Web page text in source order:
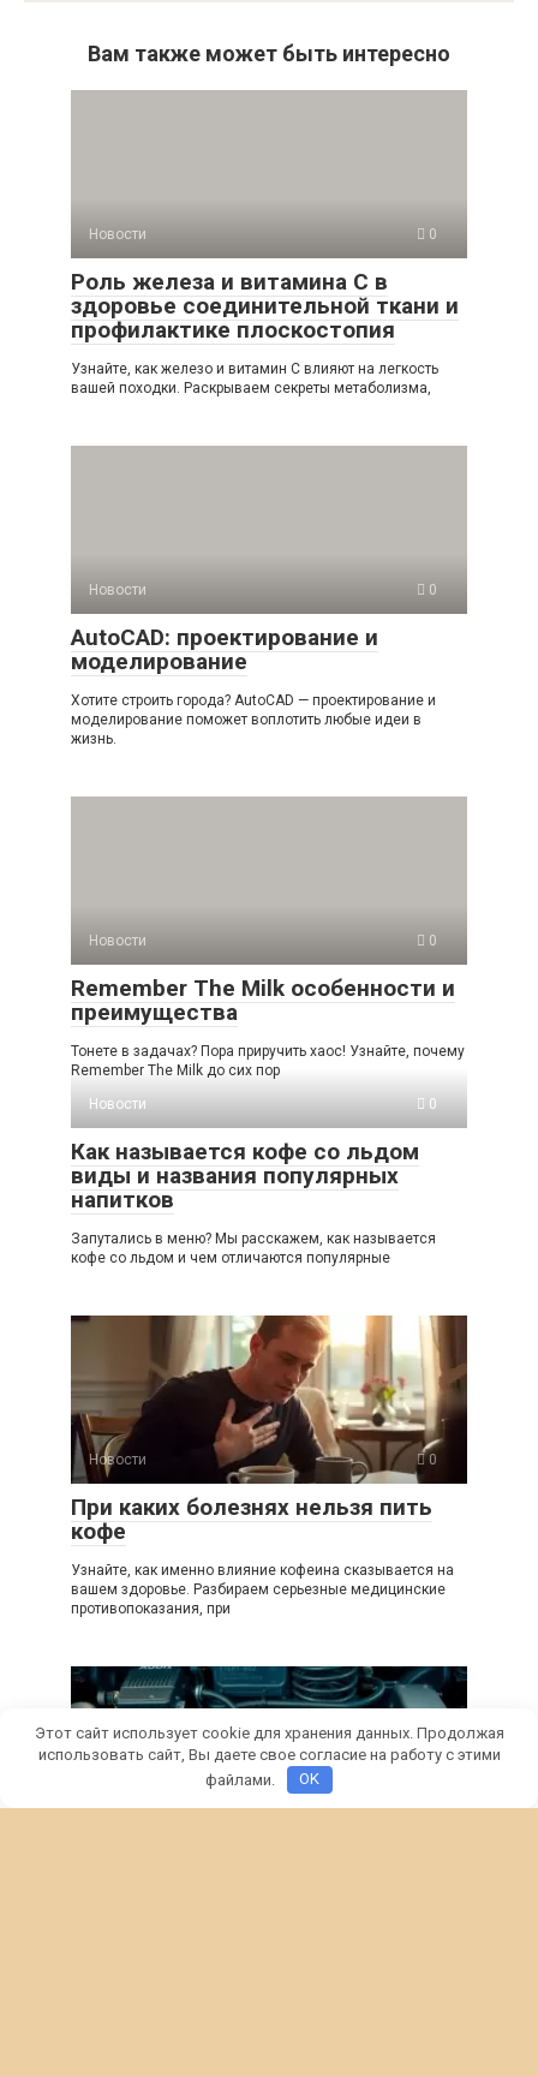
Вам также может быть интересно
Новости 0
Роль железа и витамина С в
здоровье соединительной ткани и
профилактике плоскостопия
Узнайте, как железо и витамин С влияют на легкость
вашей походки. Раскрываем секреты метаболизма,
Новости 0
AutoCAD: проектирование и
моделирование
Хотите строить города? AutoCAD — проектирование и
моделирование поможет воплотить любые идеи в
жизнь.
Новости 0
Remember The Milk особенности и
преимущества
Тонете в задачах? Пора приручить хаос! Узнайте, почему
Remember The Milk до сих пор
Новости
0
Как называется кофе со льдом
виды и названия популярных
напитков
Запутались в меню? Мы расскажем, как называется
кофе со льдом и чем отличаются популярные
Новости 0
При каких болезнях нельзя пить
кофе
Узнайте, как именно влияние кофеина сказывается на
вашем здоровье. Разбираем серьезные медицинские
противопоказания, при
Новости 0
Этот сайт использует cookie для хранения данных. Продолжая
использовать сайт, Вы даете свое согласие на работу с этими
файлами.
OK